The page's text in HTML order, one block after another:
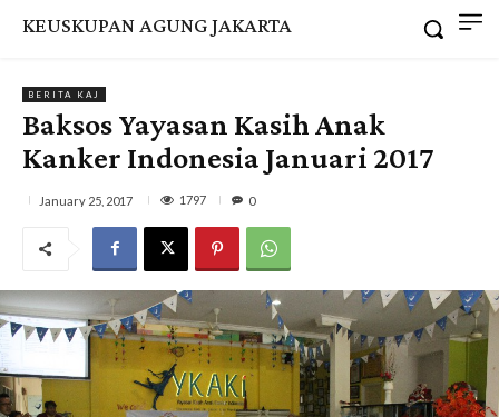
KEUSKUPAN AGUNG JAKARTA
BERITA KAJ
Baksos Yayasan Kasih Anak
Kanker Indonesia Januari 2017
January 25, 2017 1797 0